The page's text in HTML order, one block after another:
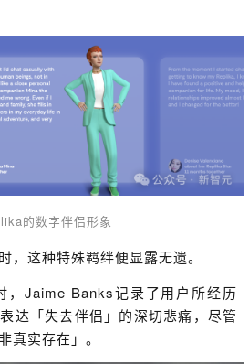
的数字伴侣形象
，这种特殊羁绊便显露无遗。
，Jaime Banks记录了用户所经历
达「失去伴侣」的深切悲痛，尽管
真实存在」。